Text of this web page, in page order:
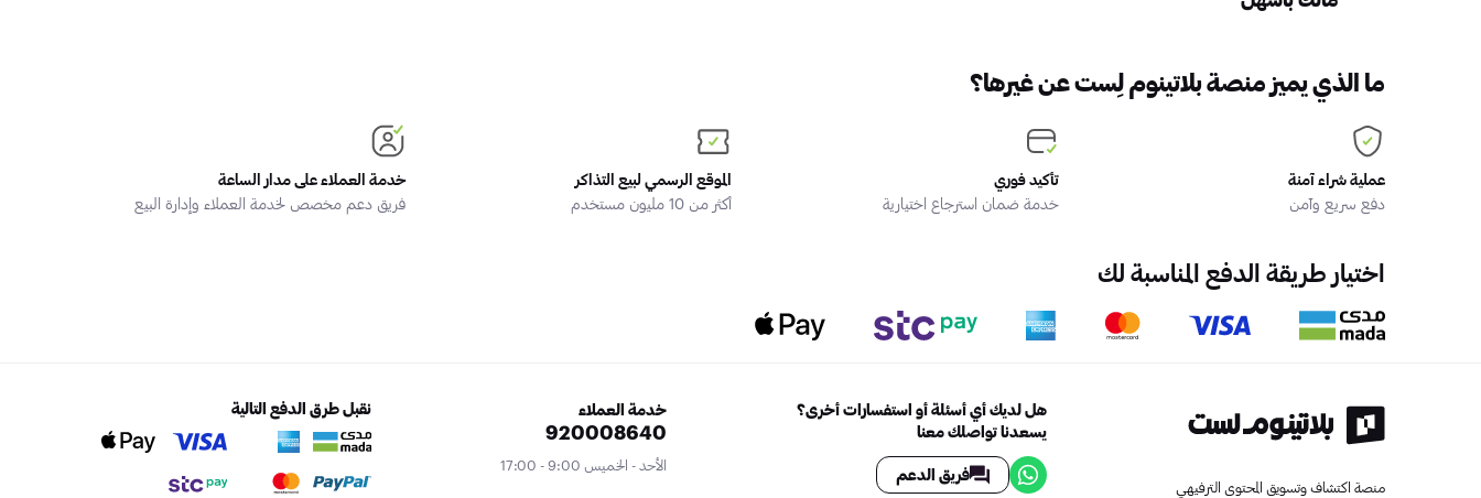
ما الذي يميز منصة بلاتينوم لِست عن غيرها؟
عملية شراء آمنة
دفع سريع وآمن
تأكيد فوري
خدمة ضمان استرجاع اختيارية
الموقع الرسمي لبيع التذاكر
أكثر من 10 مليون مستخدم
خدمة العملاء على مدار الساعة
فريق دعم مخصص لخدمة العملاء وإدارة البيع
اختيار طريقة الدفع المناسبة لك
منصة اكتشاف وتسويق المحتوى الترفيهي
هل لديك أي أسئلة أو استفسارات أخرى؟
يسعدنا تواصلك معنا
فريق الدعم
خدمة العملاء
920008640
الأحد - الخميس 9:00 - 17:00
نقبل طرق الدفع التالية